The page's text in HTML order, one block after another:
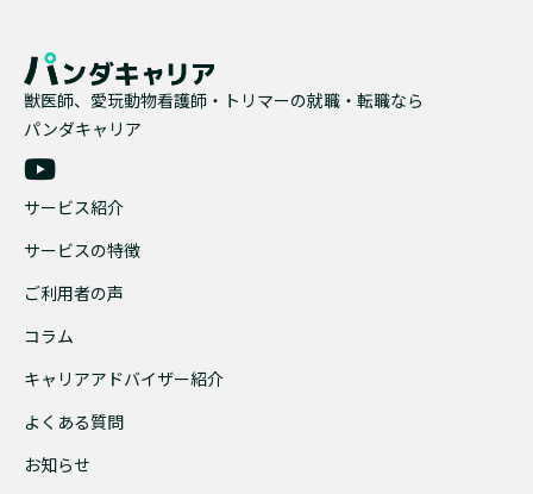
獣医師、愛玩動物看護師・トリマーの就職・転職なら
パンダキャリア
サービス紹介
サービスの特徴
ご利用者の声
コラム
キャリアアドバイザー紹介
よくある質問
お知らせ